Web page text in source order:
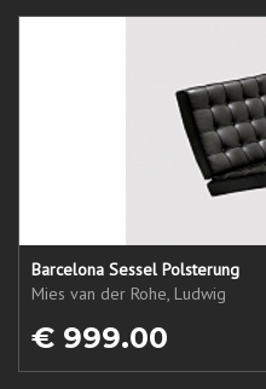
Barcelona Sessel Polsterung
Mies van der Rohe, Ludwig
€ 999.00